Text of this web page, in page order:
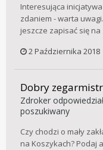
Interesująca
zdaniem - warta
jeszcze zapisać się
2 Października 2018
Dobry
Zdroker
poszukiwany
Czy chodzi o mały
na Koszykach? Podaj